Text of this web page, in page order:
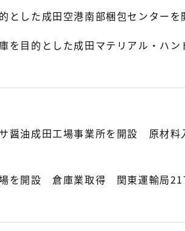
とした成田空港南部梱包センターを
を目的とした成田マテリアル・ハ
醤油成田工場事業所を開設 原材
場を開設 倉庫業取得 関東運輸局